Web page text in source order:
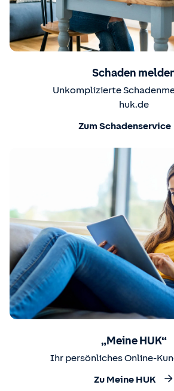
Schaden
Unkomplizierte
huk.de
Zum Schadenservice
„Meine HUK“
Ihr persönliches Online-
Zu Meine HUK